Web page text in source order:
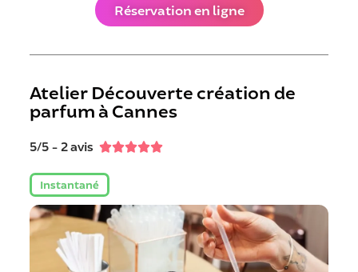
Réservation en ligne
Atelier Découverte création de
parfum à Cannes
5/5 - 2 avis 
Instantané